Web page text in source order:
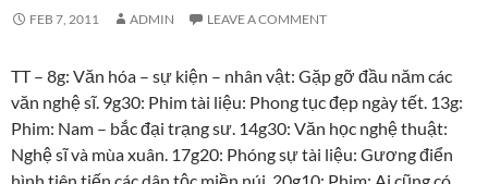
FEB 7, 2011 ADMIN LEAVE A COMMENT
TT – 8g: Văn hóa – sự kiện – nhân vật: Gặp gỡ đầu năm các
văn nghệ sĩ. 9g30: Phim tài liệu: Phong tục đẹp ngày tết. 13g:
Phim: Nam – bắc đại trạng sư. 14g30: Văn học nghệ thuật:
Nghệ sĩ và mùa xuân. 17g20: Phóng sự tài liệu: Gương điển